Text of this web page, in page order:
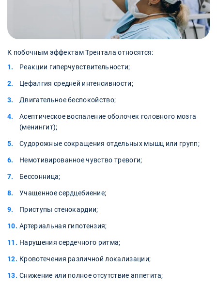
К побочным эффектам Трентала относятся:
Реакции гиперчувствительности;
Цефалгия средней интенсивности;
Двигательное беспокойство;
Асептическое воспаление оболочек головного мозга
(менингит);
Судорожные сокращения отдельных мышц или групп;
Немотивированное чувство тревоги;
Бессонница;
Учащенное сердцебиение;
Приступы стенокардии;
Артериальная гипотензия;
Нарушения сердечного ритма;
Кровотечения различной локализации;
Снижение или полное отсутствие аппетита;